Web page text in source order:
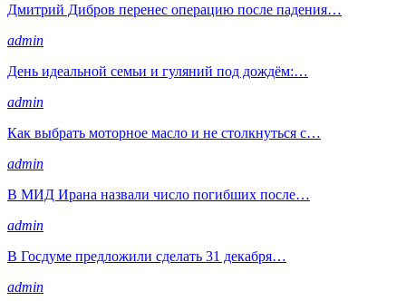
Дмитрий Дибров перенес операцию после падения…
admin
День идеальной семьи и гуляний под дождём:…
admin
Как выбрать моторное масло и не столкнуться с…
admin
В МИД Ирана назвали число погибших после…
admin
В Госдуме предложили сделать 31 декабря…
admin